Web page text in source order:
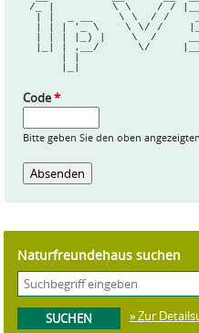
/_ |         \ \    / /
| |  _ __    \ \  / /
| | | '_ \    \ \/ /
| | | |_) |    \  /
|_| | .__/      \/
Code*
Bitte geben Sie den oben
Naturfreundehaus suchen
» Zur